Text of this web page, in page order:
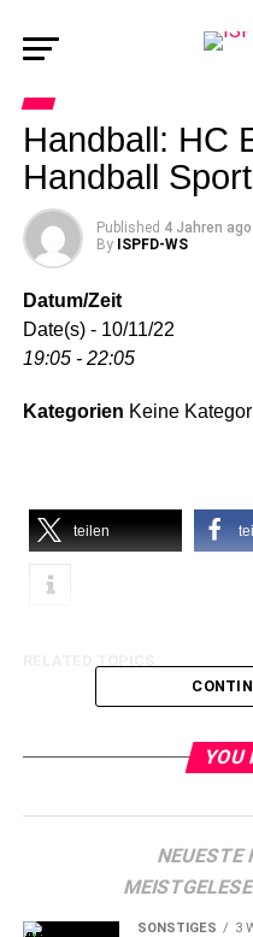
Handball: HC
Handball
Published 4 Jahren ago
By ISPFD-WS
Datum/Zeit
Date(s) - 10/11/22
19:05 - 22:05
Kategorien Keine
teilen
YOU
NEUESTE
SONSTIGES 3